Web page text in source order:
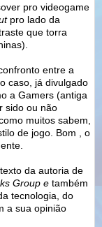
pro videogame
pro lado da
que torra
entre a
caso, já divulgado
a Gamers (antiga
sido ou não
muitos sabem,
de jogo. Bom , o
da autoria de
Group e também
tecnologia, do
a sua opinião